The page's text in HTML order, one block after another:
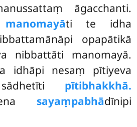
āgacchanti.
ti te idha
opapātikā
nibbattāti manomayā.
idhāpi nesaṃ pītiyeva
sādhetīti pītibhakkhā.
sayaṃpabhādīnipi